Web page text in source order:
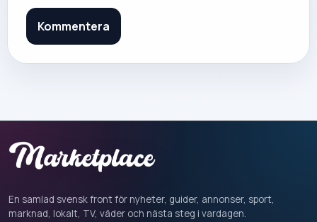
Kommentera
En samlad svensk front för nyheter, guider, annonser, sport,
marknad, lokalt, TV, väder och nästa steg i vardagen.